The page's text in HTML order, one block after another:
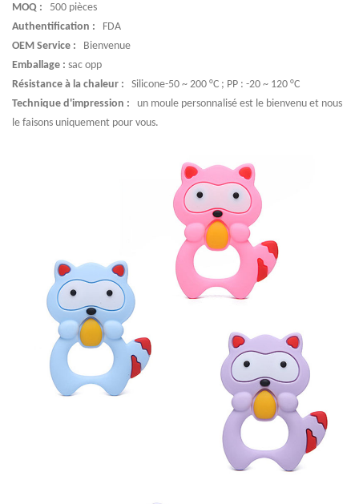
MOQ : 500 pièces
Authentification : FDA
OEM Service : Bienvenue
Emballage : sac opp
Résistance à la chaleur : Silicone-50 ~ 200 °C ; PP : -20 ~ 120 °C
Technique d'impression : un moule personnalisé est le bienvenu et nous
le faisons uniquement pour vous.